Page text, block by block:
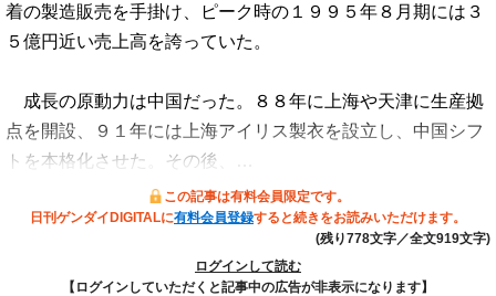
着の製造販売を手掛け、ピーク時の１９９５年８月期には３
５億円近い売上高を誇っていた。
成長の原動力は中国だった。８８年に上海や天津に生産拠
点を開設、９１年には上海アイリス製衣を設立し、中国シフ
トを本格化させた。その後、…
この記事は有料会員限定です。
日刊ゲンダイDIGITALに有料会員登録すると続きをお読みいただけます。
(残り778文字／全文919文字)
ログインして読む
【ログインしていただくと記事中の広告が非表示になります】